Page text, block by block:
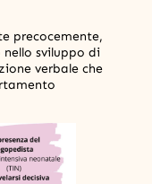
precocemente,
sviluppo di
verbale che